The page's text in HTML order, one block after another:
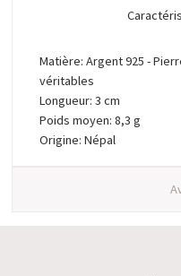
Matière: Argent 925 -
véritables
Longueur: 3 cm
Poids moyen: 8,3 g
Origine: Népal